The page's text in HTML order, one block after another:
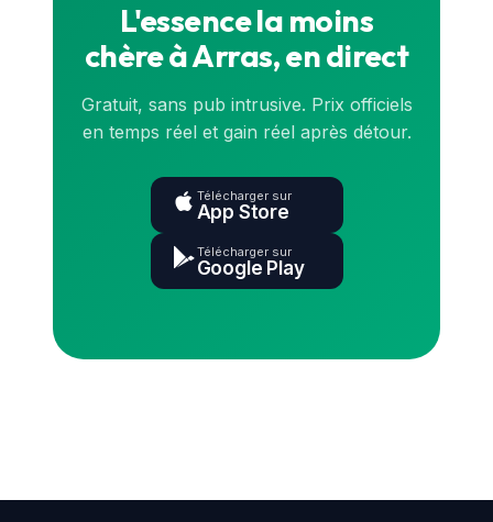
L'essence la moins
chère à Arras, en direct
Gratuit, sans pub intrusive. Prix officiels
en temps réel et gain réel après détour.
Télécharger sur
App Store
Télécharger sur
Google Play